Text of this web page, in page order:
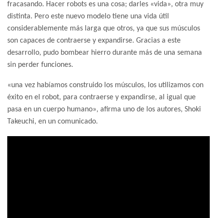
fracasando. Hacer robots es una cosa; darles «vida», otra muy
distinta. Pero este nuevo modelo tiene una vida útil
considerablemente más larga que otros, ya que sus músculos
son capaces de contraerse y expandirse. Gracias a este
desarrollo, pudo bombear hierro durante más de una semana
sin perder funciones.
«una vez habíamos construido los músculos, los utilizamos con
éxito en el robot, para contraerse y expandirse, al igual que
pasa en un cuerpo humano», afirma uno de los autores, Shoki
Takeuchi, en un comunicado.